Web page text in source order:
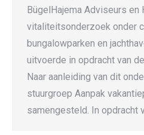
BügelHajema Adviseurs en
vitaliteitsonderzoek onder
bungalowparken en
uitvoerde in opdracht van
Naar aanleiding van dit
stuurgroep Aanpak
samengesteld. In opdracht